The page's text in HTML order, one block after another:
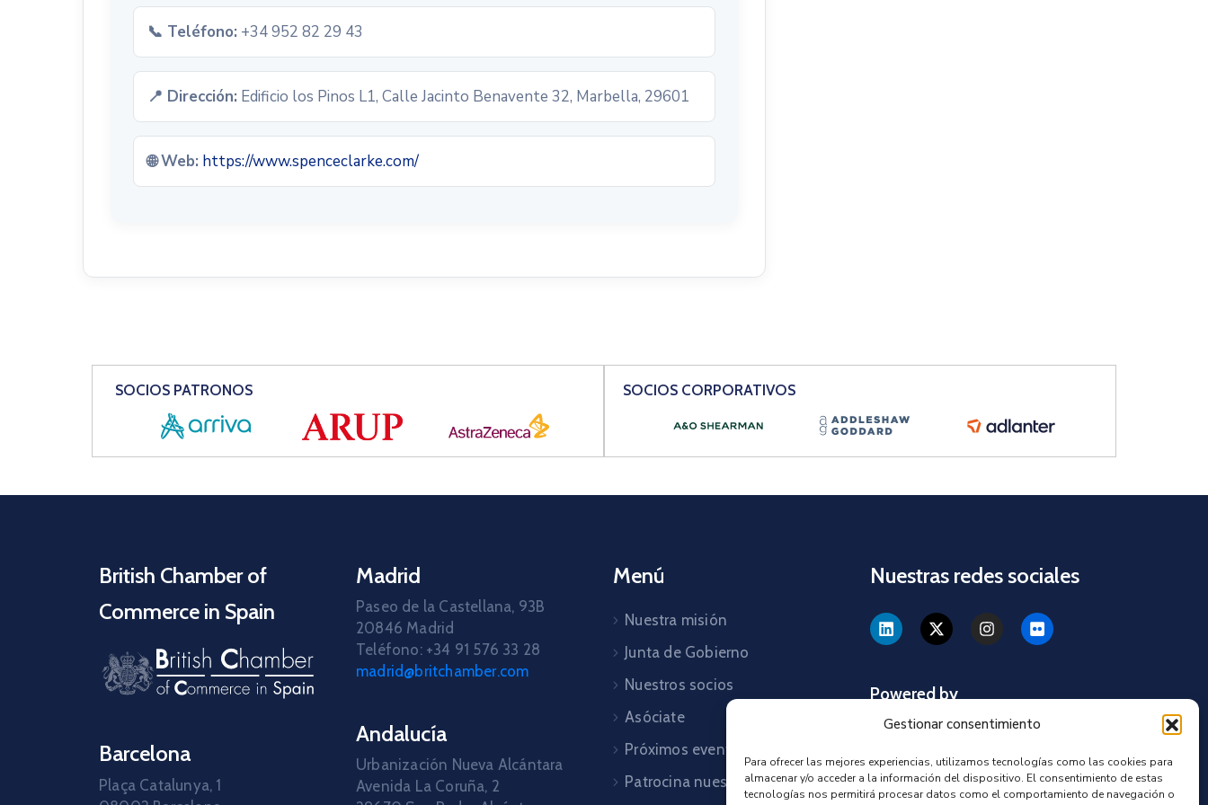
Gestionar consentimiento
Para ofrecer las mejores experiencias, utilizamos tecnologías como las cookies para
almacenar y/o acceder a la información del dispositivo. El consentimiento de estas
tecnologías nos permitirá procesar datos como el comportamiento de navegación o
📞 Teléfono: +34 952 82 29 43
📍 Dirección: Edificio los Pinos L1, Calle Jacinto Benavente 32, Marbella, 29601
🌐 Web: https://www.spenceclarke.com/
SOCIOS PATRONOS SOCIOS CORPORATIVOS
British Chamber of
Commerce in Spain
Barcelona
Plaça Catalunya, 1
Madrid
Paseo de la Castellana, 93B
20846 Madrid
Teléfono: +34 91 576 33 28
madrid@britchamber.com
Andalucía
Urbanización Nueva Alcántara
Avenida La Coruña, 2
Menú
Nuestra misión
Junta de Gobierno
Nuestros socios
Asóciate
Próximos eventos
Patrocina nuestros eventos
Nuestras redes sociales
Powered by